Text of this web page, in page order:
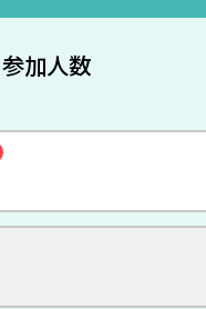
加人数